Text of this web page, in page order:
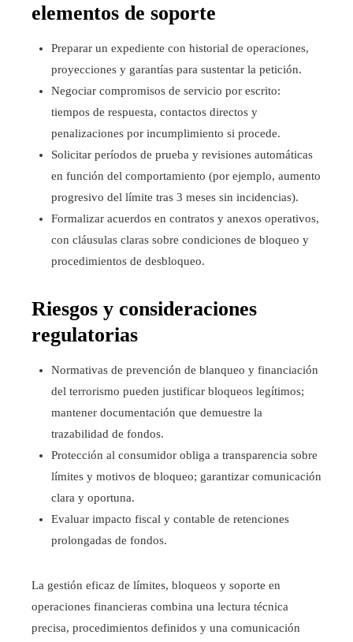
elementos de soporte
Preparar un expediente con historial de operaciones,
proyecciones y garantías para sustentar la petición.
Negociar compromisos de servicio por escrito:
tiempos de respuesta, contactos directos y
penalizaciones por incumplimiento si procede.
Solicitar períodos de prueba y revisiones automáticas
en función del comportamiento (por ejemplo, aumento
progresivo del límite tras 3 meses sin incidencias).
Formalizar acuerdos en contratos y anexos operativos,
con cláusulas claras sobre condiciones de bloqueo y
procedimientos de desbloqueo.
Riesgos y consideraciones
regulatorias
Normativas de prevención de blanqueo y financiación
del terrorismo pueden justificar bloqueos legítimos;
mantener documentación que demuestre la
trazabilidad de fondos.
Protección al consumidor obliga a transparencia sobre
límites y motivos de bloqueo; garantizar comunicación
clara y oportuna.
Evaluar impacto fiscal y contable de retenciones
prolongadas de fondos.
La gestión eficaz de límites, bloqueos y soporte en
operaciones financieras combina una lectura técnica
precisa, procedimientos definidos y una comunicación